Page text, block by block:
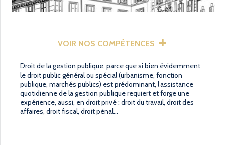
VOIR NOS COMPÉTENCES
Droit de la gestion publique, parce que si bien évidemment
le droit public général ou spécial (urbanisme, fonction
publique, marchés publics) est prédominant, l’assistance
quotidienne de la gestion publique requiert et forge une
expérience, aussi, en droit privé : droit du travail, droit des
affaires, droit fiscal, droit pénal…